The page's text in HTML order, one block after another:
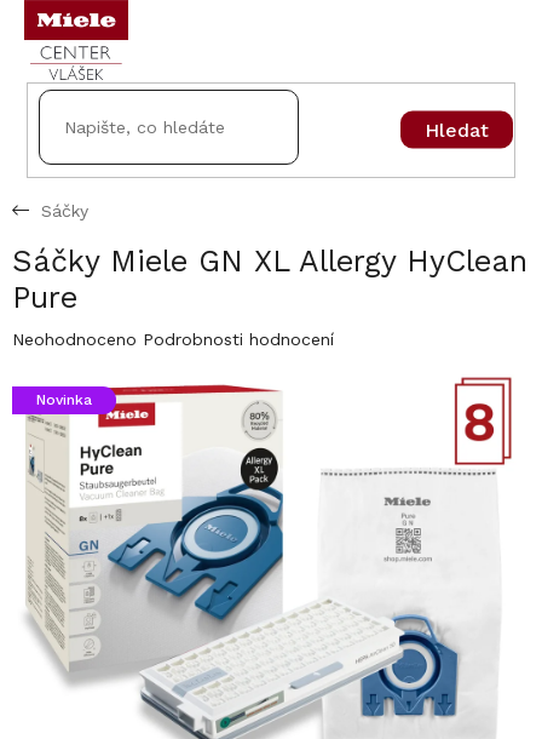
Přejít
obsah
Hledat
Sáčky
Sáčky Miele GN XL Allergy HyClean
Pure
Průměrné
produktu
0,0
hvězdiček.
Neohodnoceno Podrobnosti hodnocení
Novinka